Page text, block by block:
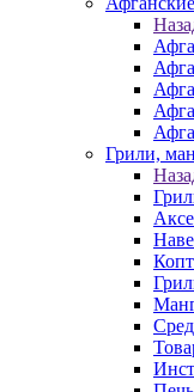
Грили,